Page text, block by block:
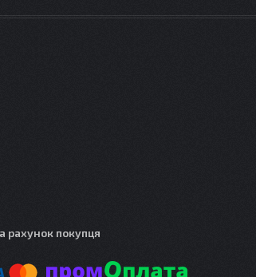
рахунок покупця